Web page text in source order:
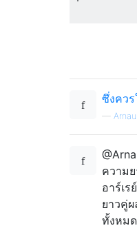
ซึ่งคว
—
ความ
อาร์เร
ยาวคู่
ทั้งหม